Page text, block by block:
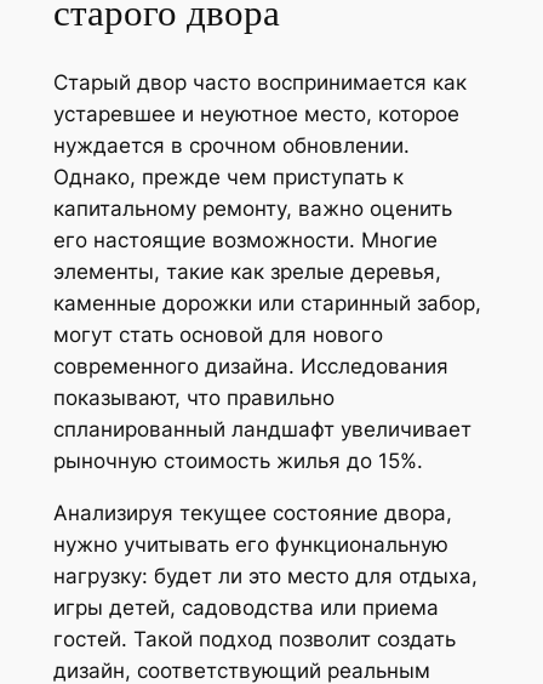
старого двора
Старый двор часто воспринимается как
устаревшее и неуютное место, которое
нуждается в срочном обновлении.
Однако, прежде чем приступать к
капитальному ремонту, важно оценить
его настоящие возможности. Многие
элементы, такие как зрелые деревья,
каменные дорожки или старинный забор,
могут стать основой для нового
современного дизайна. Исследования
показывают, что правильно
спланированный ландшафт увеличивает
рыночную стоимость жилья до 15%.
Анализируя текущее состояние двора,
нужно учитывать его функциональную
нагрузку: будет ли это место для отдыха,
игры детей, садоводства или приема
гостей. Такой подход позволит создать
дизайн, соответствующий реальным